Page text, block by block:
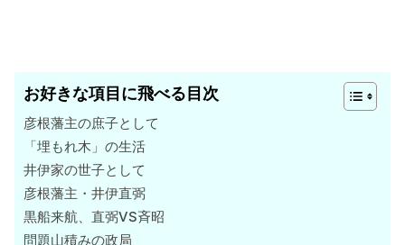
お好きな項目に飛べる目次
彦根藩主の庶子として
「埋もれ木」の生活
井伊家の世子として
彦根藩主・井伊直弼
黒船来航、直弼VS斉昭
問題山積みの政局